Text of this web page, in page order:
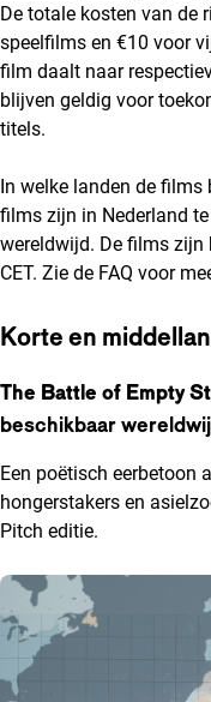
De totale kosten van de
speelfilms en €10 voor
film daalt naar
blijven geldig voor
titels.
In welke landen de films
films zijn in Nederland
wereldwijd. De films zijn
CET. Zie de FAQ voor
Korte en
The Battle of Empty
beschikbaar
Een poëtisch eerbetoon
hongerstakers en
Pitch editie.